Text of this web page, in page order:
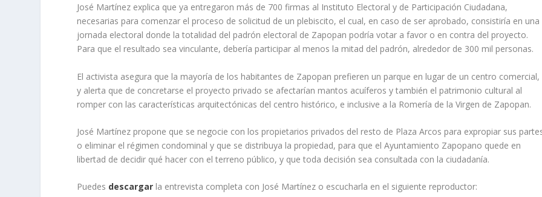
José Martínez explica que ya entregaron más de 700 firmas al Instituto Electoral y de Participación Ciudadana,
necesarias para comenzar el proceso de solicitud de un plebiscito, el cual, en caso de ser aprobado, consistiría en una
jornada electoral donde la totalidad del padrón electoral de Zapopan podría votar a favor o en contra del proyecto.
Para que el resultado sea vinculante, debería participar al menos la mitad del padrón, alrededor de 300 mil personas.
El activista asegura que la mayoría de los habitantes de Zapopan prefieren un parque en lugar de un centro comercial,
y alerta que de concretarse el proyecto privado se afectarían mantos acuíferos y también el patrimonio cultural al
romper con las características arquitectónicas del centro histórico, e inclusive a la Romería de la Virgen de Zapopan.
José Martínez propone que se negocie con los propietarios privados del resto de Plaza Arcos para expropiar sus
o eliminar el régimen condominal y que se distribuya la propiedad, para que el Ayuntamiento Zapopano quede en
libertad de decidir qué hacer con el terreno público, y que toda decisión sea consultada con la ciudadanía.
Puedes descargar la entrevista completa con José Martínez o escucharla en el siguiente reproductor: